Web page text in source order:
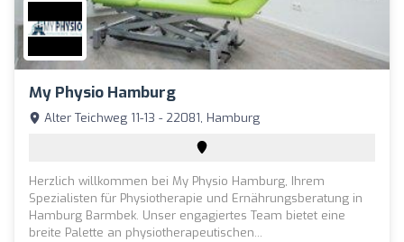
My Physio Hamburg
Alter Teichweg 11-13 - 22081, Hamburg
Herzlich willkommen bei My Physio Hamburg, Ihrem
Spezialisten für Physiotherapie und Ernährungsberatung in
Hamburg Barmbek. Unser engagiertes Team bietet eine
breite Palette an physiotherapeutischen...